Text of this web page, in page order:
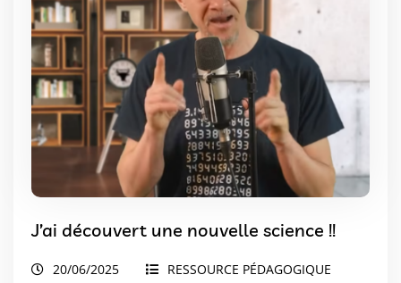
J’ai découvert une nouvelle science !!
20/06/2025
RESSOURCE PÉDAGOGIQUE